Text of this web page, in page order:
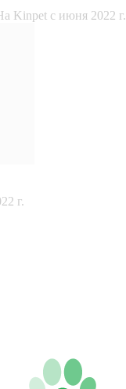
Kinpet c июня 2022 г.
г.